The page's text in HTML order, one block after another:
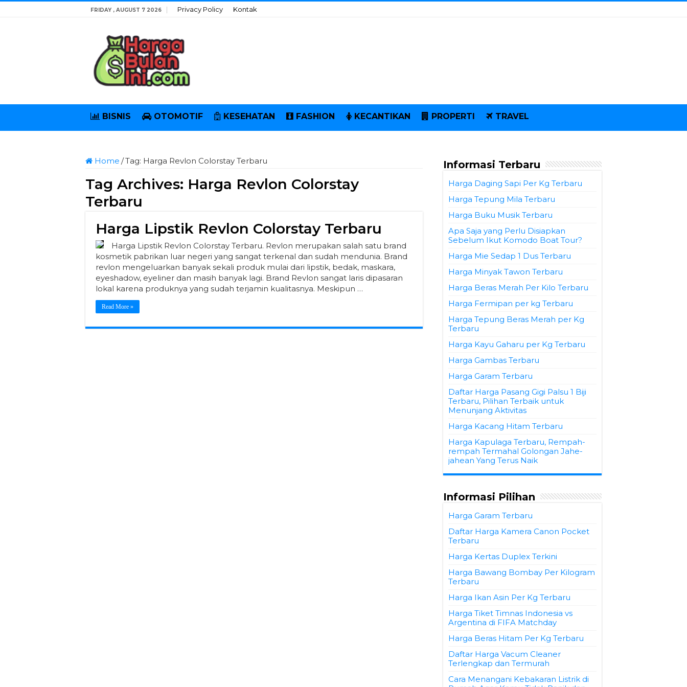
FRIDAY , AUGUST 7 2026 Privacy Policy Kontak
BISNIS OTOMOTIF KESEHATAN FASHION KECANTIKAN PROPERTI TRAVEL
Home /Tag: Harga Revlon Colorstay Terbaru
Tag Archives: Harga Revlon Colorstay
Terbaru
Harga Lipstik Revlon Colorstay Terbaru
Harga Lipstik Revlon Colorstay Terbaru. Revlon merupakan salah satu brand
kosmetik pabrikan luar negeri yang sangat terkenal dan sudah mendunia. Brand
revlon mengeluarkan banyak sekali produk mulai dari lipstik, bedak, maskara,
eyeshadow, eyeliner dan masih banyak lagi. Brand Revlon sangat laris dipasaran
lokal karena produknya yang sudah terjamin kualitasnya. Meskipun …
Read More »
Informasi Terbaru
Harga Daging Sapi Per Kg Terbaru
Harga Tepung Mila Terbaru
Harga Buku Musik Terbaru
Apa Saja yang Perlu Disiapkan
Sebelum Ikut Komodo Boat Tour?
Harga Mie Sedap 1 Dus Terbaru
Harga Minyak Tawon Terbaru
Harga Beras Merah Per Kilo Terbaru
Harga Fermipan per kg Terbaru
Harga Tepung Beras Merah per Kg
Terbaru
Harga Kayu Gaharu per Kg Terbaru
Harga Gambas Terbaru
Harga Garam Terbaru
Daftar Harga Pasang Gigi Palsu 1 Biji
Terbaru, Pilihan Terbaik untuk
Menunjang Aktivitas
Harga Kacang Hitam Terbaru
Harga Kapulaga Terbaru, Rempah-
rempah Termahal Golongan Jahe-
jahean Yang Terus Naik
Informasi Pilihan
Harga Garam Terbaru
Daftar Harga Kamera Canon Pocket
Terbaru
Harga Kertas Duplex Terkini
Harga Bawang Bombay Per Kilogram
Terbaru
Harga Ikan Asin Per Kg Terbaru
Harga Tiket Timnas Indonesia vs
Argentina di FIFA Matchday
Harga Beras Hitam Per Kg Terbaru
Daftar Harga Vacum Cleaner
Terlengkap dan Termurah
Cara Menangani Kebakaran Listrik di